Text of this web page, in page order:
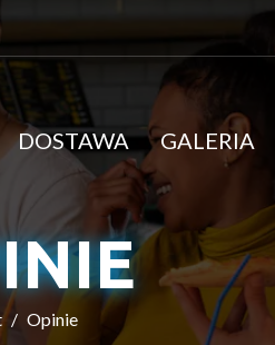
DOSTAWA GALERIA
Opinie